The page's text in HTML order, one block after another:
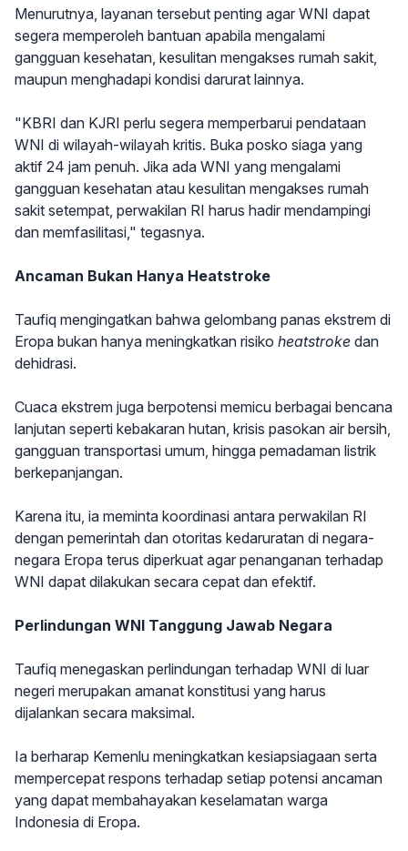
Menurutnya, layanan tersebut penting agar WNI dapat
segera memperoleh bantuan apabila mengalami
gangguan kesehatan, kesulitan mengakses rumah sakit,
maupun menghadapi kondisi darurat lainnya.
"KBRI dan KJRI perlu segera memperbarui pendataan
WNI di wilayah-wilayah kritis. Buka posko siaga yang
aktif 24 jam penuh. Jika ada WNI yang mengalami
gangguan kesehatan atau kesulitan mengakses rumah
sakit setempat, perwakilan RI harus hadir mendampingi
dan memfasilitasi," tegasnya.
Ancaman Bukan Hanya Heatstroke
Taufiq mengingatkan bahwa gelombang panas ekstrem di
Eropa bukan hanya meningkatkan risiko heatstroke dan
dehidrasi.
Cuaca ekstrem juga berpotensi memicu berbagai bencana
lanjutan seperti kebakaran hutan, krisis pasokan air bersih,
gangguan transportasi umum, hingga pemadaman listrik
berkepanjangan.
Karena itu, ia meminta koordinasi antara perwakilan RI
dengan pemerintah dan otoritas kedaruratan di negara-
negara Eropa terus diperkuat agar penanganan terhadap
WNI dapat dilakukan secara cepat dan efektif.
Perlindungan WNI Tanggung Jawab Negara
Taufiq menegaskan perlindungan terhadap WNI di luar
negeri merupakan amanat konstitusi yang harus
dijalankan secara maksimal.
Ia berharap Kemenlu meningkatkan kesiapsiagaan serta
mempercepat respons terhadap setiap potensi ancaman
yang dapat membahayakan keselamatan warga
Indonesia di Eropa.